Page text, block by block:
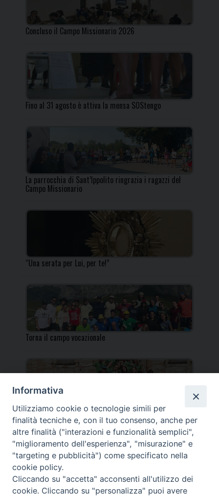
Concluso il Campo Missionario 2026
Fino al 31 agosto è attiva la mensa SOStengo
La parrocchia di Sant’Ippolito ringrazia i ragazzi del
Campo Missionario
“Una serata per Lui, per te!”
Torna il campo vocazionale
Torna il Campo Missionario Diocesano
_____________________________________________________
_____________________________
Informativa
Utilizziamo cookie o tecnologie simili per
finalità tecniche e, con il tuo consenso, anche per
altre finalità ("interazioni e funzionalità semplici",
"miglioramento dell'esperienza", "misurazione" e
"targeting e pubblicità") come specificato nella
cookie policy.
Cliccando su "accetta" acconsenti all'utilizzo dei
cookie. Cliccando su "personalizza" puoi avere